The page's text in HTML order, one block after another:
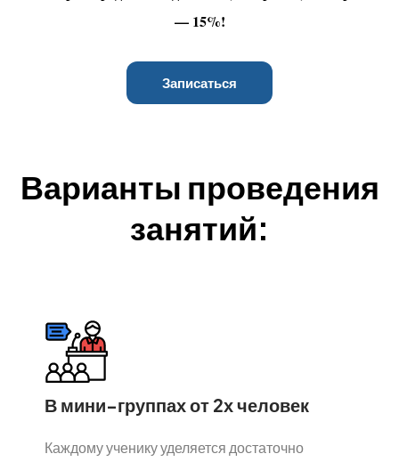
— 15%!
Записаться
Варианты проведения
занятий:
В мини-группах от 2х человек
Каждому ученику уделяется достаточно